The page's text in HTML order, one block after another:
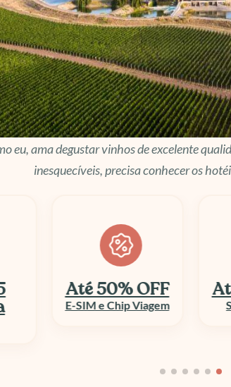
eu, ama degustar vinhos de excelente
inesquecíveis, precisa conhecer os
Até 30% OFF
Seguro Viagem